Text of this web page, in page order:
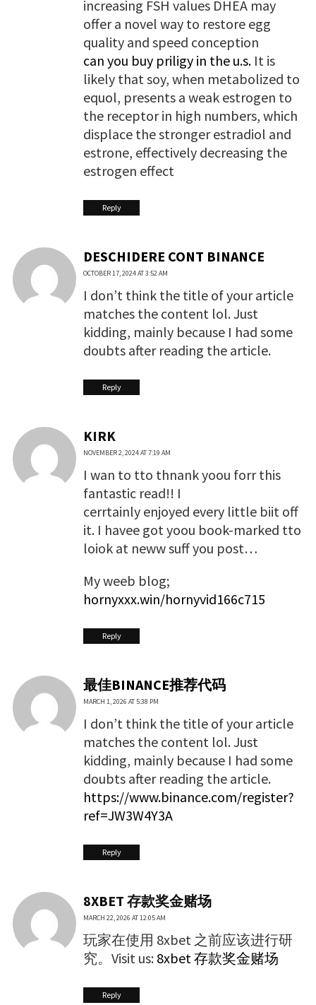
increasing FSH values DHEA may
offer a novel way to restore egg
quality and speed conception
can you buy priligy in the u.s. It is
likely that soy, when metabolized to
equol, presents a weak estrogen to
the receptor in high numbers, which
displace the stronger estradiol and
estrone, effectively decreasing the
estrogen effect
Reply
DESCHIDERE CONT BINANCE
OCTOBER 17, 2024 AT 3:52 AM
I don’t think the title of your article
matches the content lol. Just
kidding, mainly because I had some
doubts after reading the article.
Reply
KIRK
NOVEMBER 2, 2024 AT 7:19 AM
I wan to tto thnank yoou forr this
fantastic read!! I
cerrtainly enjoyed every little biit off
it. I havee got yoou book-marked tto
loiok at neww suff you post…
My weeb blog;
hornyxxx.win/hornyvid166c715
Reply
最佳BINANCE推荐代码
MARCH 1, 2026 AT 5:38 PM
I don’t think the title of your article
matches the content lol. Just
kidding, mainly because I had some
doubts after reading the article.
https://www.binance.com/register?
ref=JW3W4Y3A
Reply
8XBET 存款奖金赌场
MARCH 22, 2026 AT 12:05 AM
玩家在使用 8xbet 之前应该进行研
究。Visit us: 8xbet 存款奖金赌场
Reply